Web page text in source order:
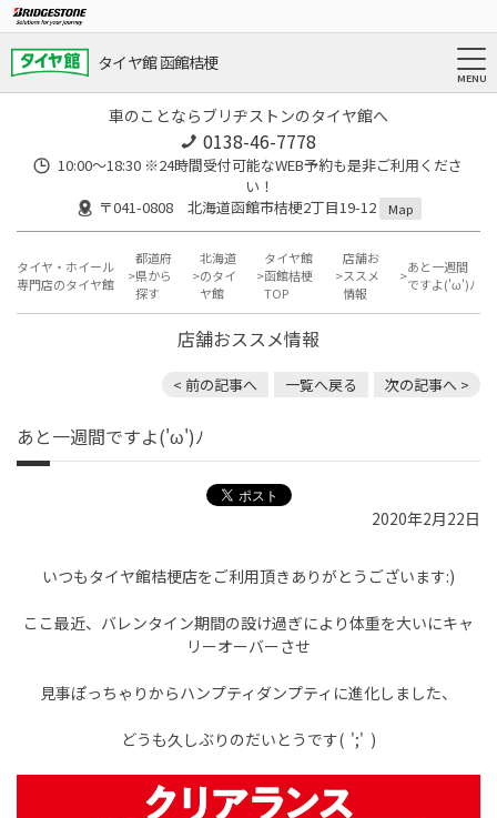
タイヤ館 函館桔梗
車のことならブリヂストンのタイヤ館へ
0138-46-7778
10:00～18:30 ※24時間受付可能なWEB予約も是非ご利用くださ
い！
〒041-0808 北海道函館市桔梗2丁目19-12
Map
タイヤ・ホイール
専門店のタイヤ館
都道府
県から
探す
北海道
のタイ
ヤ館
タイヤ館
函館桔梗
TOP
店舗お
ススメ
情報
あと一週間
ですよ('ω')ﾉ
店舗おススメ情報
< 前の記事へ 一覧へ戻る 次の記事へ >
あと一週間ですよ('ω')ﾉ
2020年2月22日
いつもタイヤ館桔梗店をご利用頂きありがとうございます:)
ここ最近、バレンタイン期間の設け過ぎにより体重を大いにキャ
リーオーバーさせ
見事ぽっちゃりからハンプティダンプティに進化しました、
どうも久しぶりのだいとうです( ';' )